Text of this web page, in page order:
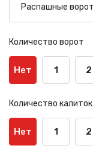
Количество ворот
Нет 1 2
Количество калиток
Нет 1 2